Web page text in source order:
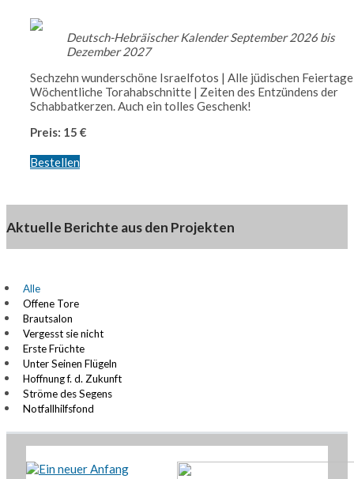
Deutsch-Hebräischer Kalender September 2026 bis
Dezember 2027
Sechzehn wunderschöne Israelfotos | Alle jüdischen
Wöchentliche Torahabschnitte | Zeiten des Entzündens der
Schabbatkerzen. Auch ein tolles Geschenk!
Preis: 15 €
Bestellen
Aktuelle Berichte aus den Projekten
Alle
Offene Tore
Brautsalon
Vergesst sie nicht
Erste Früchte
Unter Seinen Flügeln
Hoffnung f. d. Zukunft
Ströme des Segens
Notfallhilfsfond